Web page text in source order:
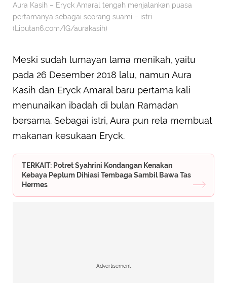
Aura Kasih – Eryck Amaral tengah menjalankan puasa
pertamanya sebagai seorang suami – istri
(Liputan6.com/IG/aurakasih)
Meski sudah lumayan lama menikah, yaitu
pada 26 Desember 2018 lalu, namun Aura
Kasih dan Eryck Amaral baru pertama kali
menunaikan ibadah di bulan Ramadan
bersama. Sebagai istri, Aura pun rela membuat
makanan kesukaan Eryck.
TERKAIT: Potret Syahrini Kondangan Kenakan
Kebaya Peplum Dihiasi Tembaga Sambil Bawa Tas
Hermes
Advertisement